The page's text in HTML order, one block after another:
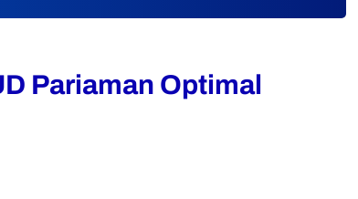
Pariaman Optimal